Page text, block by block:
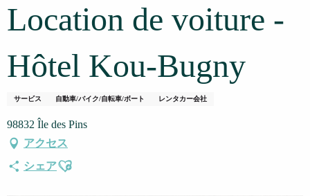
Location de voiture -
Hôtel Kou-Bugny
サービス 自動車/バイク/自転車/ボート レンタカー会社
98832 Île des Pins
アクセス
シェアAjouter aux favoris